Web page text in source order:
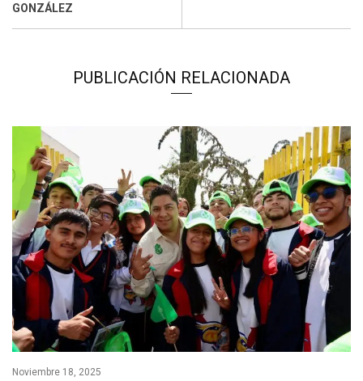
GONZÁLEZ
PUBLICACIÓN RELACIONADA
Noviembre 18, 2025